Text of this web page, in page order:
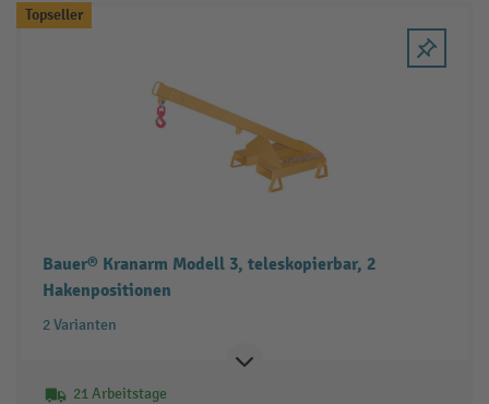
Topseller
Bauer® Kranarm Modell 3, teleskopierbar, 2
Hakenpositionen
2 Varianten
21 Arbeitstage